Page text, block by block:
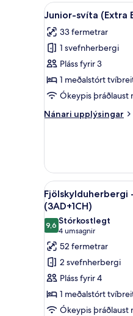
Skoða
allar
myndir
fyrir
Junior-
svíta
(Extra
3
19
Junior-svíta (Extra
33 fermetrar
1 svefnherbergi
Pláss fyrir 3
1 meðalstórt
Ókeypis þráðlaust
Nánari upplýsingar
Nánari
(Extra
Bed
3
adults)
Skoða
allar
myndir
fyrir
-
samliggjandi
herbergi
(3AD+1CH)
14
Fjölskylduherbergi
(3AD+1CH)
9,69,6 af 10
Stórkostlegt
4 umsagnir
(4
umsagnir)
52 fermetrar
2 svefnherbergi
Pláss fyrir 4
1 meðalstórt
Ókeypis þráðlaust